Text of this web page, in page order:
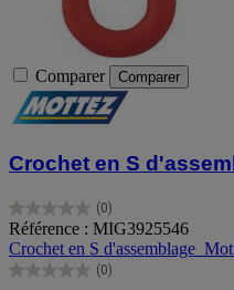
Comparer Comparer
Crochet en S
(0)
0.0
sur
5
étoiles.
Référence : MIG3925546
Crochet en S
(0)
0.0